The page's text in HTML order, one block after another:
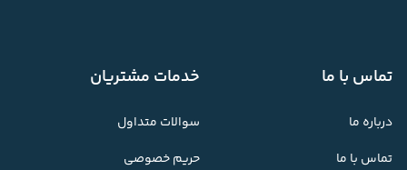
تماس با ما
درباره ما
تماس با ما
خدمات مشتریان
سوالات متداول
حریم خصوصی